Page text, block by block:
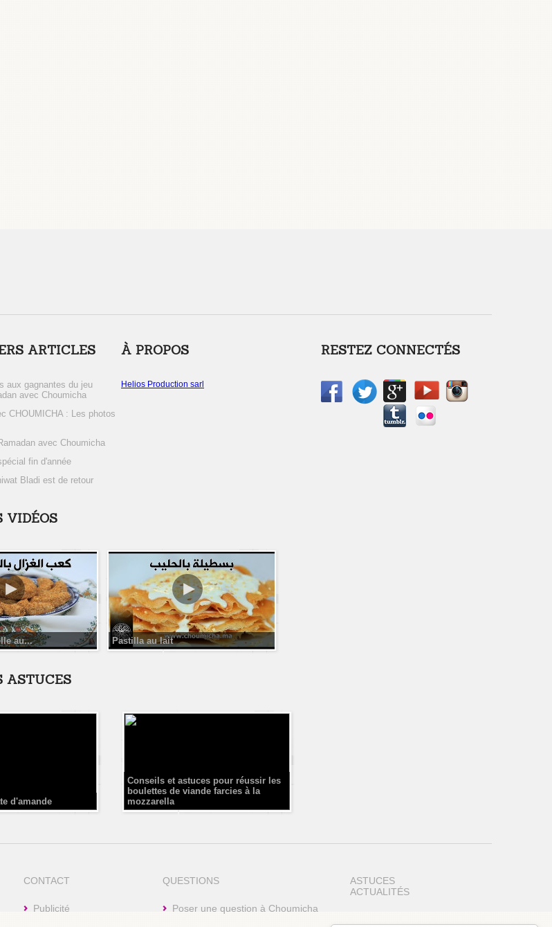
ARTICLES
aux gagnantes du jeu
avec Choumicha
CHOUMICHA : Les photos
avec Choumicha
fin d'année
Bladi est de retour
À PROPOS
Helios Production sarl
VIDÉOS
au... Pastilla au lait
ASTUCES
d'amande
Conseils et astuces pour réussir les
boulettes de viande farcies à la
mozzarella
RESTEZ CONNECTÉS
CONTACT
Publicité
QUESTIONS
Poser une question à Choumicha
ASTUCES
ACTUALITÉS